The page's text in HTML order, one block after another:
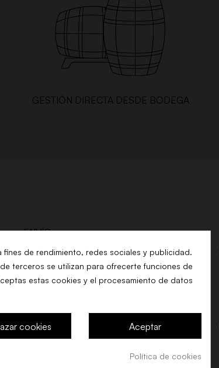
GESTIÓN DIRECTA DESDE BODEGA
ENVÍO
AVISO LEGAL
TÉRMINOS Y CONDICIONES DE
COMPRA
POLÍTICA DE PRIVACIDAD
de rendimiento, redes sociales y publicidad.
terceros se utilizan para ofrecerte funciones de
estas cookies y el procesamiento de datos
Aceptar
cookies
Política de cookies